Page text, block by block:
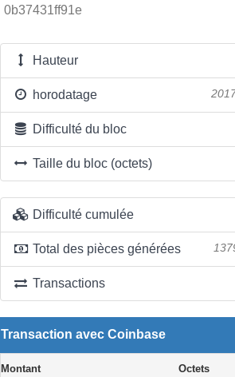
0b37431ff91e
Hauteur
horodatage
Difficulté du bloc
Taille du bloc (octets)
Difficulté cumulée
Total des pièces générées
Transactions
Transaction avec Coinbase
Montant Octets